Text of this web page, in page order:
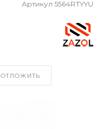
Артикул 5564RTYYU
ОТЛОЖИТЬ